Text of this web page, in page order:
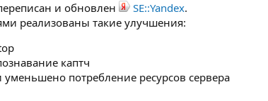
и обновлен SE::Yandex.
реализованы такие улучшения:
каптч
потребление ресурсов сервера